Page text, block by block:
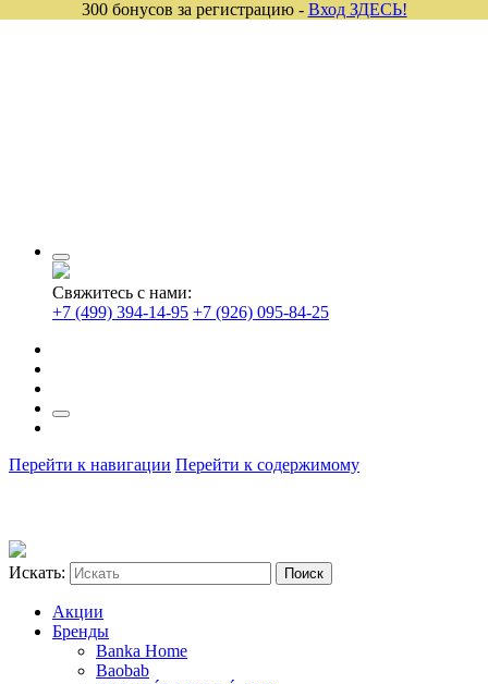
Свяжитесь с нами:
+7 (499) 394-14-95 +7 (926) 095-84-25
Перейти к навигации Перейти к содержимому
Искать:
Акции
Бренды
Banka Home
Baobab
300 бонусов за регистрацию - Вход ЗДЕСЬ!